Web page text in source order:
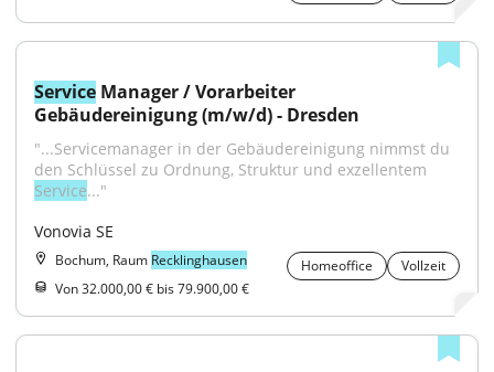
Service Manager / Vorarbeiter
Gebäudereinigung (m/w/d) - Dresden
"...Servicemanager in der Gebäudereinigung nimmst du
Service..."
Vonovia SE
Bochum, Raum Recklinghausen Homeoffice
Vollzeit
Von 32.000,00 € bis 79.900,00 €